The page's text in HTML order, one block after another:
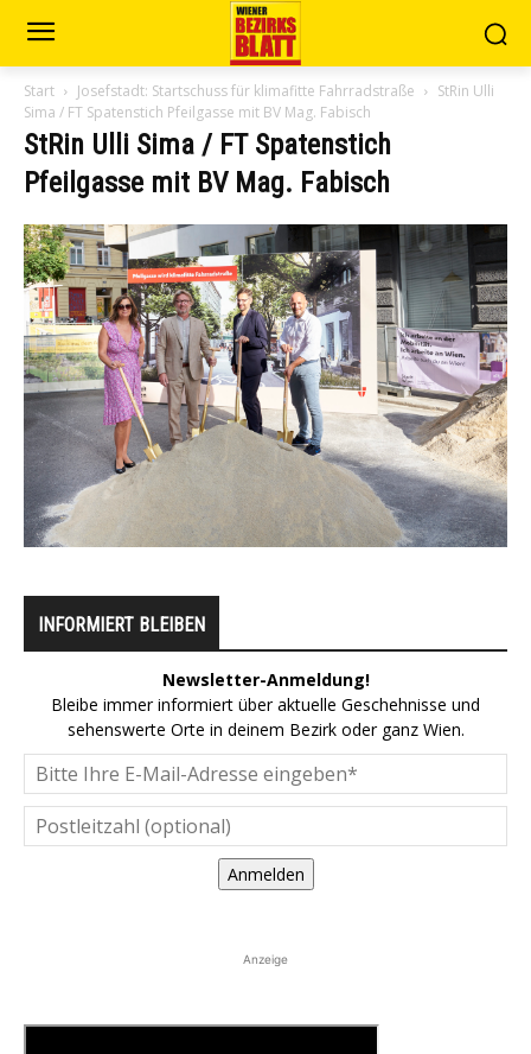
Start Josefstadt: Startschuss für klimafitte Fahrradstraße
StRin Ulli
Sima / FT Spatenstich Pfeilgasse mit BV Mag. Fabisch
StRin Ulli Sima / FT Spatenstich
Pfeilgasse mit BV Mag. Fabisch
INFORMIERT BLEIBEN
Newsletter-Anmeldung!
Bleibe immer informiert über aktuelle Geschehnisse und
sehenswerte Orte in deinem Bezirk oder ganz Wien.
Anmelden
Anzeige